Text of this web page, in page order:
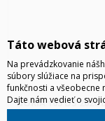
NOKIA 105 DS 2026
Táto webová
Na prevádzkovanie
súbory slúžiace na
funkčnosti a všeobecne
Dajte nám vedieť o